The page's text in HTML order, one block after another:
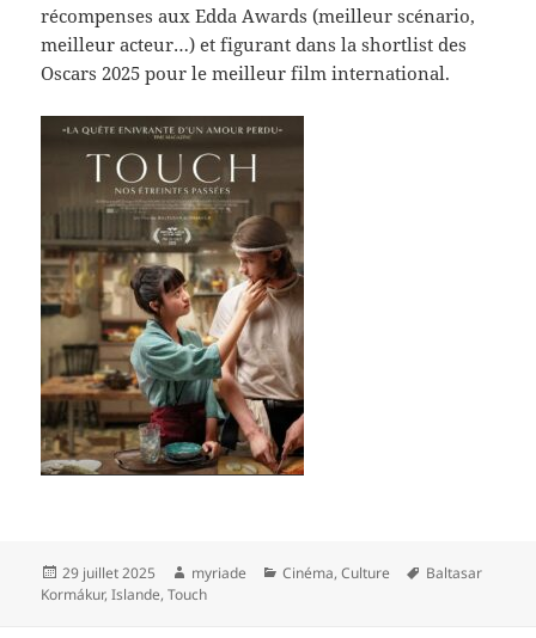
récompenses aux Edda Awards (meilleur scénario,
meilleur acteur…) et figurant dans la shortlist des
Oscars 2025 pour le meilleur film international.
Publié
le
29 juillet 2025 Auteur
myriade Catégories
Cinéma,Culture
Mots-
Baltasar
Kormákur,Islande,Touch